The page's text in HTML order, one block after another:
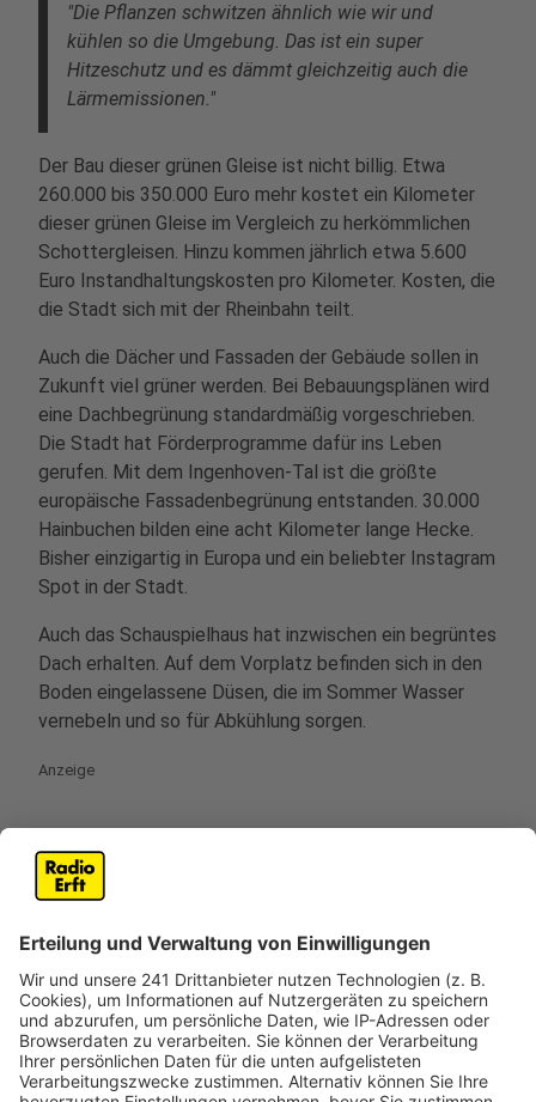
"Die Pflanzen schwitzen ähnlich wie wir und
kühlen so die Umgebung. Das ist ein super
Hitzeschutz und es dämmt gleichzeitig auch die
Lärmemissionen."
Der Bau dieser grünen Gleise ist nicht billig. Etwa
260.000 bis 350.000 Euro mehr kostet ein Kilometer
dieser grünen Gleise im Vergleich zu herkömmlichen
Schottergleisen. Hinzu kommen jährlich etwa 5.600
Euro Instandhaltungskosten pro Kilometer. Kosten, die
die Stadt sich mit der Rheinbahn teilt.
Auch die Dächer und Fassaden der Gebäude sollen in
Zukunft viel grüner werden. Bei Bebauungsplänen wird
eine Dachbegrünung standardmäßig vorgeschrieben.
Die Stadt hat Förderprogramme dafür ins Leben
gerufen. Mit dem Ingenhoven-Tal ist die größte
europäische Fassadenbegrünung entstanden. 30.000
Hainbuchen bilden eine acht Kilometer lange Hecke.
Bisher einzigartig in Europa und ein beliebter Instagram
Spot in der Stadt.
Auch das Schauspielhaus hat inzwischen ein begrüntes
Dach erhalten. Auf dem Vorplatz befinden sich in den
Boden eingelassene Düsen, die im Sommer Wasser
vernebeln und so für Abkühlung sorgen.
Anzeige
Weniger versiegelte Flächen
Anzeige
Bei jedem neu geplanten Projekt wird inzwischen
darauf Wert gelegt, dass Wasserspiele integriert
werden, Flächen entsiegelt und Bäume gepflanzt
werden, um so das Stadtklima herunterzukühlen. Der
blaugrüne Ring ist ein Projekt, durch das die